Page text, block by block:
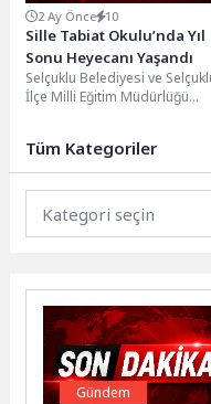
2 Ay Önce 10
Sille Tabiat Okulu’nda Yıl
Sonu Heyecanı Yaşandı
Selçuklu Belediyesi ve
İlçe Milli Eğitim Müdürlüğü
Tüm Kategoriler
Gündem